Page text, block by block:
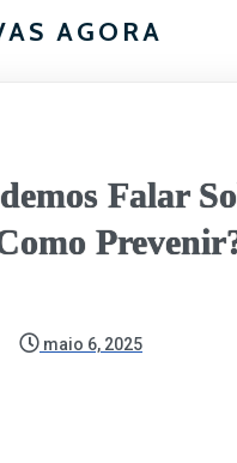
AGORA
Falar
maio 6, 2025